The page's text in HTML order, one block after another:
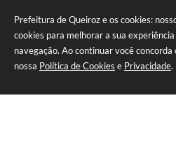
Prefeitura de Queiroz e os cookies:
cookies para melhorar a sua
navegação. Ao continuar você concorda
nossa Política de Cookies e Privacidade.